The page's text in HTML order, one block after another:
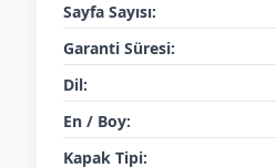
Sayfa Sayısı:
Garanti Süresi:
Dil:
En / Boy:
Kapak Tipi: